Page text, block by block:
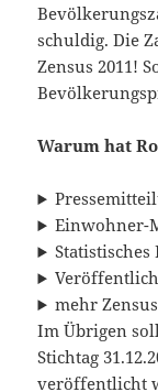
schuldig. Die
Zensus 2011!
Warum hat
Einwohner-
mehr
Im Übrigen
Stichtag
veröffentlicht